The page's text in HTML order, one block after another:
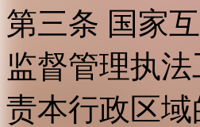
第三条 国家
监督管理执
责本行政区